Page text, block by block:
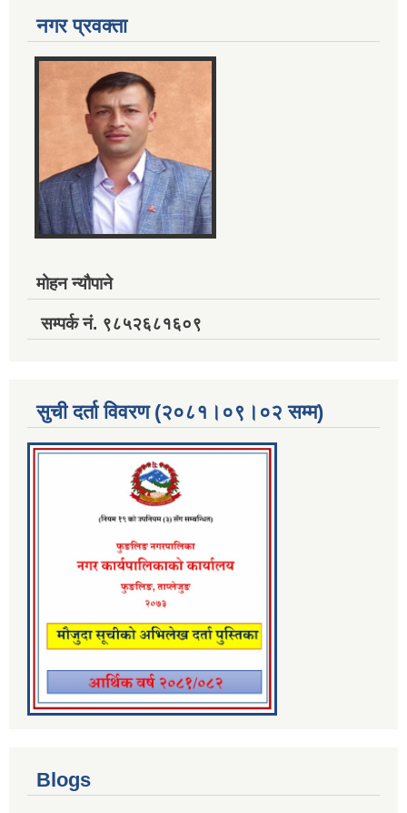
नगर प्रवक्ता
मोहन न्यौपाने
सम्पर्क नं. ९८५२६८१६०९
सुची दर्ता विवरण (२०८१।०९।०२ सम्म)
Blogs